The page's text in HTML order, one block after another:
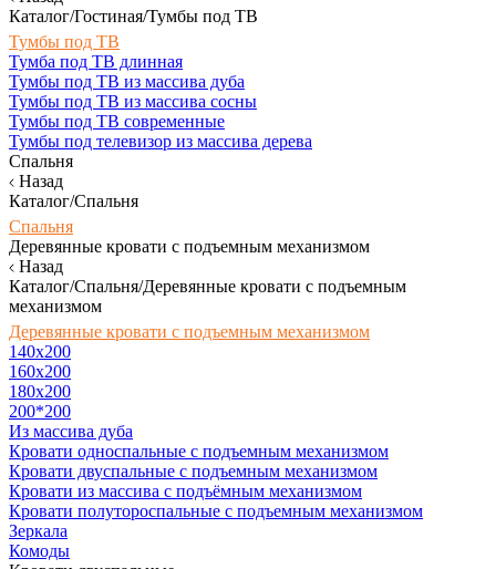
Каталог/Гостиная/Тумбы под ТВ
Тумбы под ТВ
Тумба под ТВ длинная
Тумбы под ТВ из массива дуба
Тумбы под ТВ из массива сосны
Тумбы под ТВ современные
Тумбы под телевизор из массива дерева
Спальня
Назад
Каталог/Спальня
Спальня
Деревянные кровати с подъемным механизмом
Назад
Каталог/Спальня/Деревянные кровати с подъемным
механизмом
Деревянные кровати с подъемным механизмом
140x200
160х200
180х200
200*200
Из массива дуба
Кровати односпальные с подъемным механизмом
Кровати двуспальные с подъемным механизмом
Кровати из массива с подъёмным механизмом
Кровати полутороспальные с подъемным механизмом
Зеркала
Комоды